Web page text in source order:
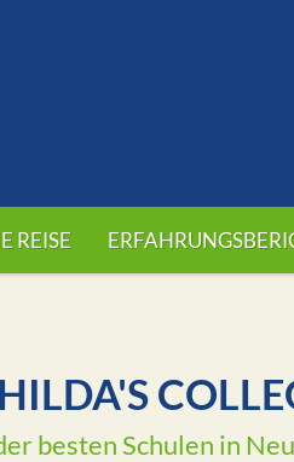
REISE
besten Schulen in